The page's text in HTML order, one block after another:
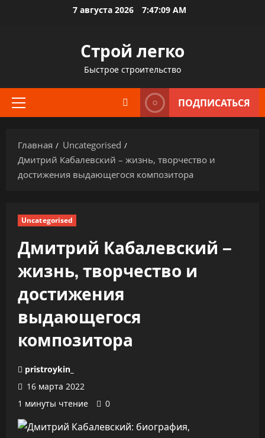
7 августа 2026 7:47:10 AM
Строй легко
Быстрое строительство
Основное
ПОДПИСАТЬСЯ
Главная
Uncategorised
Дмитрий Кабалевский – жизнь, творчество и
достижения выдающегося композитора
Uncategorised
Дмитрий Кабалевский –
жизнь, творчество и
достижения
выдающегося
композитора
pristroykin_
16 марта 2022
1 минуты чтение
0